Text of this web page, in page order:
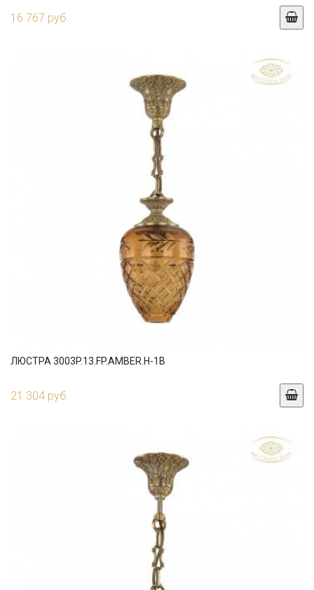
16 767 руб.
ЛЮСТРА 3003P.13.FP.AMBER.H-1B
21 304 руб.